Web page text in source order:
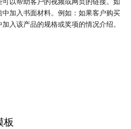
加入书面材料。例如：如果客户购买
入该产品的规格或奖项的情况介绍。
板